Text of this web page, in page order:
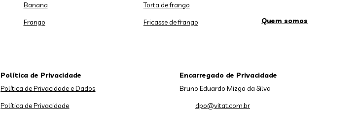
Banana
Frango
Torta de frango
Fricasse de frango
Quem somos
Política de Privacidade
Política de Privacidade e Dados
Política de Privacidade
Encarregado de Privacidade
Bruno Eduardo Mizga da Silva
dpo@vitat.com.br